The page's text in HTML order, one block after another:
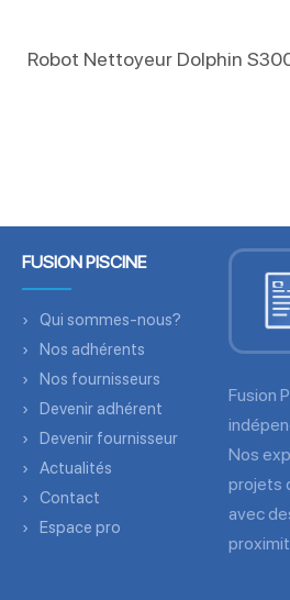
Robot Nettoyeur Dolphin
FUSION PISCINE
Qui sommes-nous?
Nos adhérents
Nos fournisseurs
Devenir adhérent
Devenir fournisseur
Actualités
Contact
Espace pro
Fusion
Nos
projets
avec